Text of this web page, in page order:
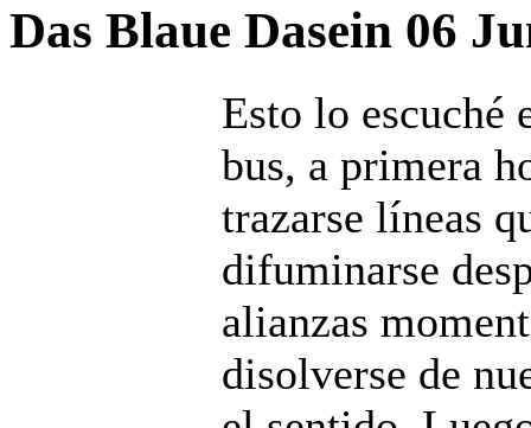
Das Blaue Dasein 06
Esto lo escuché
bus, a primera
trazarse líneas
difuminarse
alianzas
disolverse de